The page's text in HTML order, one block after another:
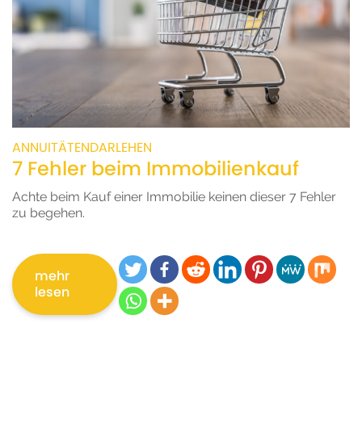
ANNUITÄTENDARLEHEN
7 Fehler beim Immobilienkauf
Achte beim Kauf einer Immobilie keinen dieser 7 Fehler
zu begehen.
mehr
lesen